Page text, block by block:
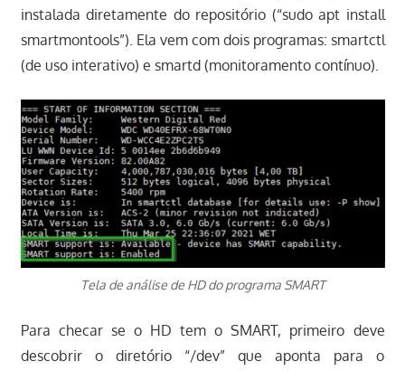
instalada diretamente do repositório (“sudo apt install
smartmontools”). Ela vem com dois programas: smartctl
(de uso interativo) e smartd (monitoramento contínuo).
Tela de análise de HD do programa SMART
Para checar se o HD tem o SMART, primeiro deve
descobrir o diretório “/dev” que aponta para o